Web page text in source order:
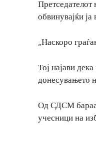
обвинувајќи
„Наскоро
Тој најави
донесувањето
Од СДСМ
учесници на